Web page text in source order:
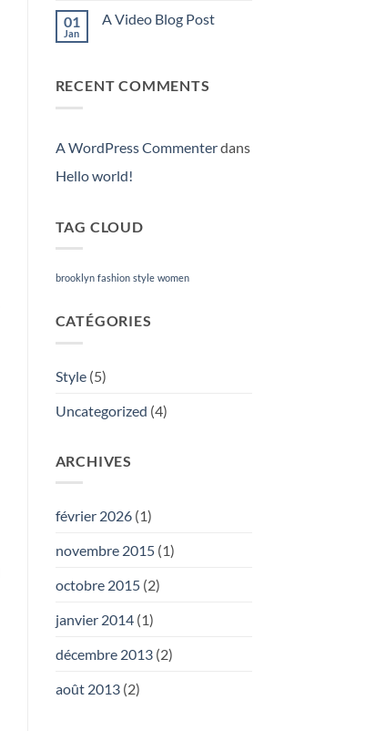
with
A
A
01
Jan
A Video Blog Post
Video
RECENT COMMENTS
A WordPress Commenterdans
Hello world!
TAG CLOUD
brooklyn fashion style women
CATÉGORIES
Style(5)
Uncategorized (4)
ARCHIVES
février 2026(1)
novembre 2015(1)
octobre 2015(2)
janvier 2014(1)
décembre 2013(2)
août 2013(2)